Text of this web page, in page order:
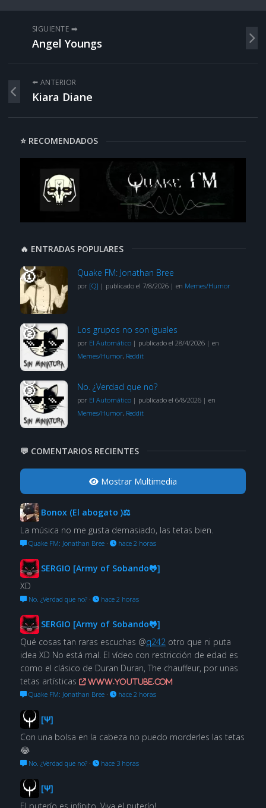
SIGUIENTE ➡️
Angel Youngs
⬅️ ANTERIOR
Kiara Diane
⭐ RECOMENDADOS
🔥 ENTRADAS POPULARES
Quake FM: Jonathan Bree
por [Q] | publicado el 7/8/2026| en Memes/Humor
Los grupos no son iguales
por El Automático| publicado el 28/4/2026| en
Memes/Humor, Reddit
No. ¿Verdad que no?
por El Automático| publicado el 6/8/2026| en
Memes/Humor, Reddit
💬 COMENTARIOS RECIENTES
Mostrar Multimedia
Bonox (El abogato )⚖
La música no me gusta demasiado, las tetas bien.
Quake FM: Jonathan Bree· hace 2 horas
SERGIO [Army of Sobando🐸]
XD
No. ¿Verdad que no?· hace 2 horas
SERGIO [Army of Sobando🐸]
Qué cosas tan raras escuchas @q242 otro que ni puta
idea XD No está mal. El vídeo con restricción de edad es
como el clásico de Duran Duran, The chauffeur, por unas
tetas artísticas
www.youtube.com
Quake FM: Jonathan Bree· hace 2 horas
[Ψ]
Con una bolsa en la cabeza no puedo morderles las tetas
😂
No. ¿Verdad que no?· hace 3 horas
[Ψ]
El puterío es infinito. Viva el puterío!